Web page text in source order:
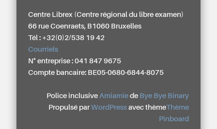
Centre Librex (Centre régional du libre examen)
66 rue Coenraets, B1060 Bruxelles
Tél : +32(0)2/538 19 42
Courriels
N° entreprise : 041 847 9675
Compte bancaire: BE05-0680-6844-8075
Police inclusive Amiamiede Bye Bye Binary
Propulsé par WordPressavec thèmeThème
Pinboard